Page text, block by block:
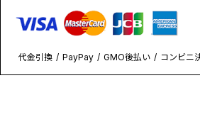
代金引換 PayPay GMO後払い コンビニ